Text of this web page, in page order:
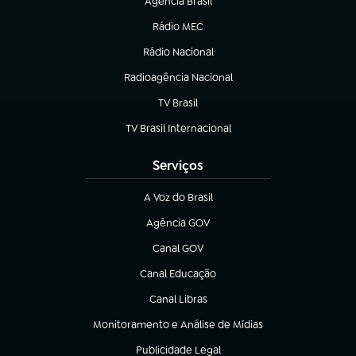
(abre em nova aba)
Rádio MEC
(abre em nova aba)
Rádio Nacional
Radioagência Nacional
(abre em nova aba)
TV Brasil
(abre em nova aba)
TV Brasil Internacional
(abre em nova aba)
Serviços
A Voz do Brasil
(abre em nova aba)
Agência GOV
(abre em nova aba)
Canal GOV
(abre em nova aba)
Canal Educação
(abre em nova aba)
Canal Libras
(abre em nova aba)
Monitoramento e Análise de Mídias
(abre em nova aba)
Publicidade Legal